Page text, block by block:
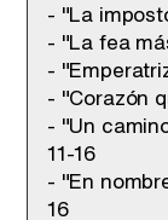
- "La
- "La fea
-
- "Corazón
- "Un
11-16
- "En
16